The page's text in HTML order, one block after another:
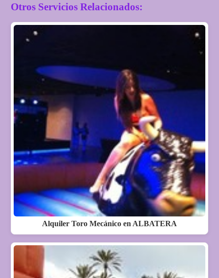
Otros Servicios Relacionados:
Alquiler Toro Mecánico en ALBATERA